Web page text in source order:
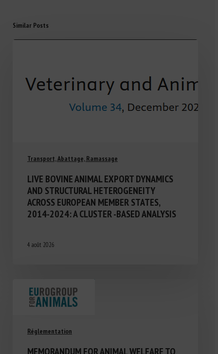
Similar Posts
Transport, Abattage, Ramassage
LIVE BOVINE ANIMAL EXPORT DYNAMICS
AND STRUCTURAL HETEROGENEITY
ACROSS EUROPEAN MEMBER STATES,
2014-2024: A CLUSTER -BASED ANALYSIS
4 août 2026
Réglementation